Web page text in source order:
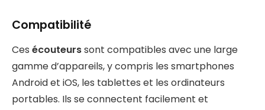
Compatibilité
Ces écouteurssont compatibles avec une large
gamme d’appareils, y compris les smartphones
Android et iOS, les tablettes et les ordinateurs
portables. Ils se connectent facilement et